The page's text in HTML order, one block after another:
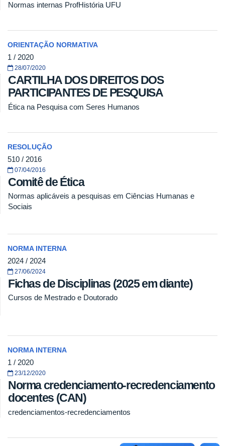
Normas internas ProfHistória UFU
ORIENTAÇÃO NORMATIVA
1 / 2020
28/07/2020
CARTILHA DOS DIREITOS DOS
PARTICIPANTES DE PESQUISA
Ética na Pesquisa com Seres Humanos
RESOLUÇÃO
510 / 2016
07/04/2016
Comitê de Ética
Normas aplicáveis a pesquisas em Ciências Humanas e
Sociais
NORMA INTERNA
2024 / 2024
27/06/2024
Fichas de Disciplinas (2025 em diante)
Cursos de Mestrado e Doutorado
NORMA INTERNA
1 / 2020
23/12/2020
Norma credenciamento-recredenciamento
docentes (CAN)
credenciamentos-recredenciamentos